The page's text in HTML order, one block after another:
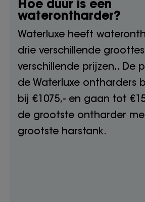
Hoe duur is een
waterontharder?
Waterluxe heeft
drie verschillende
verschillende prijzen.. De
de Waterluxe ontharders
bij €1075,- en gaan tot
de grootste ontharder
grootste harstank.